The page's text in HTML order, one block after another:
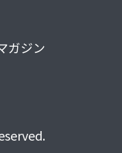
ガジン